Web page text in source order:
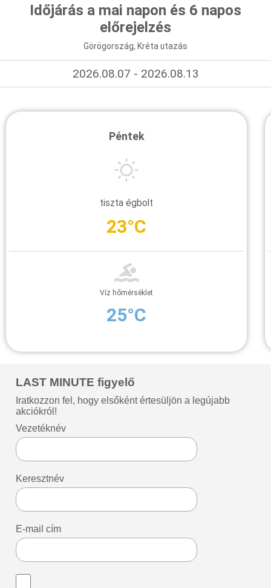
Időjárás a mai napon és 6 napos
előrejelzés
Görögország, Kréta utazás
2026.08.07 - 2026.08.13
Péntek
tiszta égbolt
23°C
Víz hőmérséklet
25°C
LAST MINUTE figyelő
Iratkozzon fel, hogy elsőként értesüljön a legújabb
akciókról!
Vezetéknév
Keresztnév
E-mail cím